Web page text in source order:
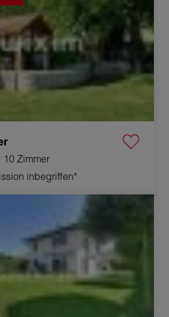
10 Zimmer
inbegriffen*
Moëns 6 Zimmer 162 m²